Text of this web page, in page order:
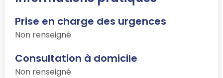
Prise en charge des urgences
Non renseigné
Consultation à domicile
Non renseigné